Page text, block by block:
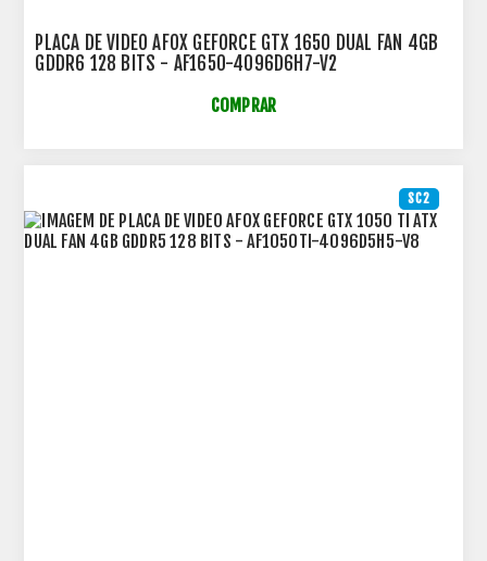
PLACA DE VIDEO AFOX GEFORCE GTX 1650 DUAL FAN 4GB
GDDR6 128 BITS - AF1650-4096D6H7-V2
COMPRAR
SC2